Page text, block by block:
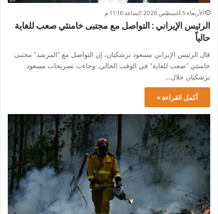
الأربعاء 5 أغسطس 2026 الساعة 11:16 م
الرئيس الإيراني : التواصل مع مجتبى خامنئي صعب للغاية
حالياً
قال الرئيس الإيراني مسعود بزشكيان، إن التواصل مع “المرشد” ‌مجتبى
‌خامنئي “صعب للغاية” في الوقت الحالي. وجاءت تصريحات مسعود
بزشكيان خلال…
أكمل القراءة »